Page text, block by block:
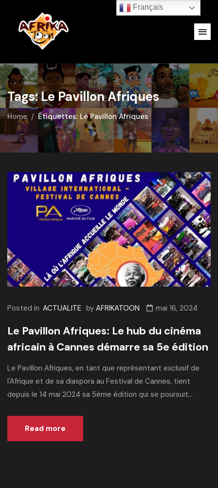
Tags: Le Pavillon Afriques
Home Étiquettes: Le Pavillon Afriques
Posted in ACTUALITE by AFRIKATOON mai 16, 2024
Le Pavillon Afriques: Le hub du cinéma
africain à Cannes démarre sa 5e édition
Le Pavillon Afriques, en tant que représentant exclusif de
l'Afrique et de sa diaspora au Festival de Cannes, tient
depuis le 14 mai 2024 sa 5ème édition qui se poursuit...
Read more
Français